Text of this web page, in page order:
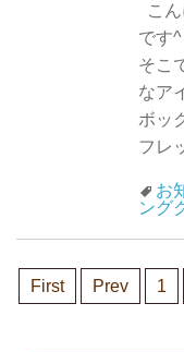
こ
です
そこ
なア
ボッ
フレ
お
ング
First Prev 1